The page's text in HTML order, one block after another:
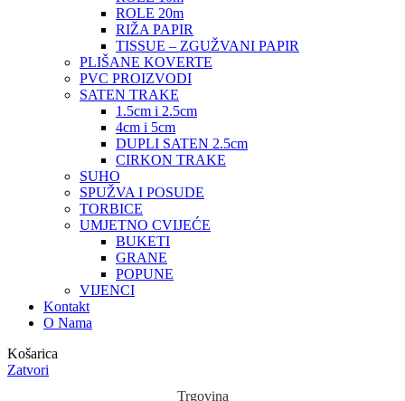
ROLE 20m
RIŽA PAPIR
TISSUE – ZGUŽVANI PAPIR
PLIŠANE KOVERTE
PVC PROIZVODI
SATEN TRAKE
1.5cm i 2.5cm
4cm i 5cm
DUPLI SATEN 2.5cm
CIRKON TRAKE
SUHO
SPUŽVA I POSUDE
TORBICE
UMJETNO CVIJEĆE
BUKETI
GRANE
POPUNE
VIJENCI
Kontakt
O Nama
Košarica
Zatvori
Trgovina